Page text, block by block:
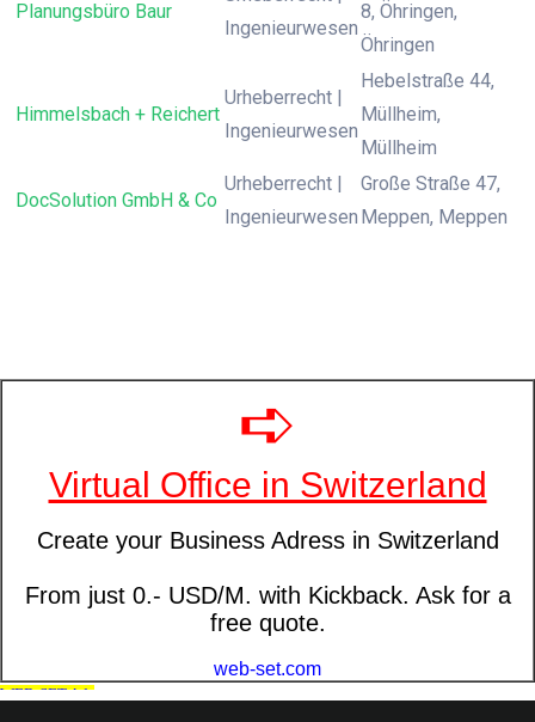
Planungsbüro Baur
Ingenieurwesen
8, Öhringen,
Öhringen
Himmelsbach + Reichert
Urheberrecht |
Ingenieurwesen
Hebelstraße 44,
Müllheim,
Müllheim
DocSolution GmbH & Co
Urheberrecht |
Ingenieurwesen
Große Straße 47,
Meppen, Meppen